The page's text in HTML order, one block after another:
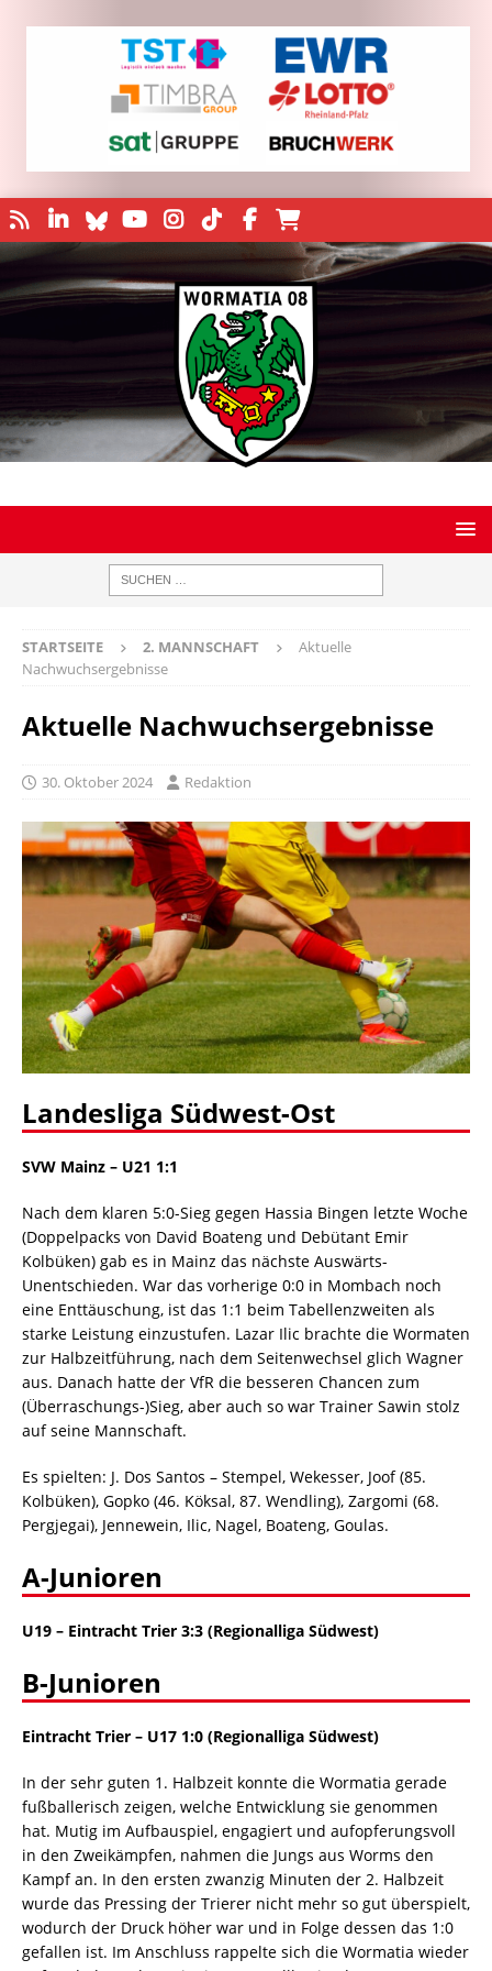
STARTSEITE 2. MANNSCHAFT
Aktuelle
Nachwuchsergebnisse
Aktuelle Nachwuchsergebnisse
30. Oktober 2024 Redaktion
Landesliga Südwest-Ost
SVW Mainz – U21 1:1
Nach dem klaren 5:0-Sieg gegen Hassia Bingen letzte Woche
(Doppelpacks von David Boateng und Debütant Emir
Kolbüken) gab es in Mainz das nächste Auswärts-
Unentschieden. War das vorherige 0:0 in Mombach noch
eine Enttäuschung, ist das 1:1 beim Tabellenzweiten als
starke Leistung einzustufen. Lazar Ilic brachte die Wormaten
zur Halbzeitführung, nach dem Seitenwechsel glich Wagner
aus. Danach hatte der VfR die besseren Chancen zum
(Überraschungs-)Sieg, aber auch so war Trainer Sawin stolz
auf seine Mannschaft.
Es spielten: J. Dos Santos – Stempel, Wekesser, Joof (85.
Kolbüken), Gopko (46. Köksal, 87. Wendling), Zargomi (68.
Pergjegai), Jennewein, Ilic, Nagel, Boateng, Goulas.
A-Junioren
U19 – Eintracht Trier 3:3 (Regionalliga Südwest)
B-Junioren
Eintracht Trier – U17 1:0 (Regionalliga Südwest)
In der sehr guten 1. Halbzeit konnte die Wormatia gerade
fußballerisch zeigen, welche Entwicklung sie genommen
hat. Mutig im Aufbauspiel, engagiert und aufopferungsvoll
in den Zweikämpfen, nahmen die Jungs aus Worms den
Kampf an. In den ersten zwanzig Minuten der 2. Halbzeit
wurde das Pressing der Trierer nicht mehr so gut überspielt,
wodurch der Druck höher war und in Folge dessen das 1:0
gefallen ist. Im Anschluss rappelte sich die Wormatia wieder